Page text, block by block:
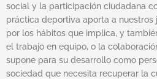
social y la participación ciudadana
práctica deportiva aporta a nuestros
por los hábitos que implica, y
el trabajo en equipo, o la
supone para su desarrollo como
sociedad que necesita recuperar la